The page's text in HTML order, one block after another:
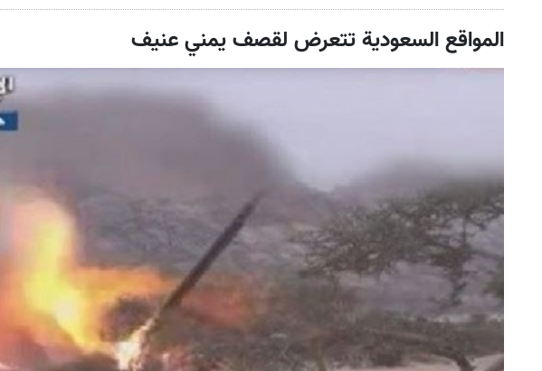
المواقع السعودية تتعرض لقصف يمني عنيف